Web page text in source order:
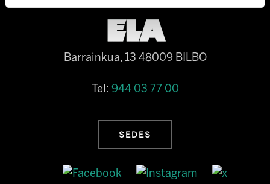
Barrainkua, 13 48009 BILBO
Tel: 944 03 77 00
SEDES